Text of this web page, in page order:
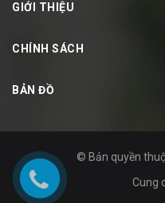
GIỚI THIỆU
CHÍNH SÁCH
BẢN ĐỒ
© Bản quyền
Cung